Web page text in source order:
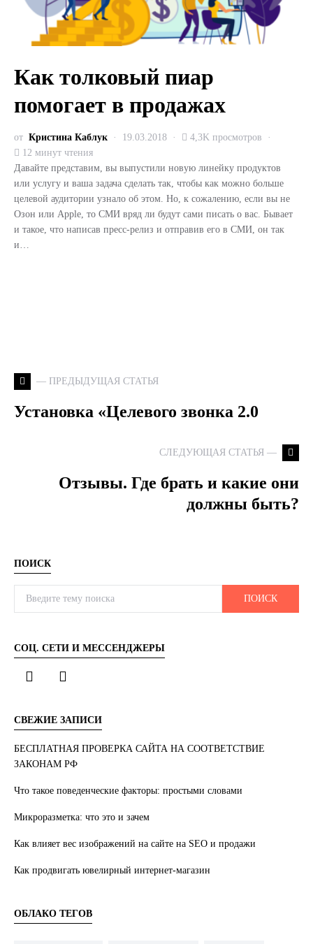
Как толковый пиар
помогает в продажах
от Кристина Каблук 19.03.2018
4,3K просмотров
12 минут чтения
Давайте представим, вы выпустили новую линейку продуктов
или услугу и ваша задача сделать так, чтобы как можно больше
целевой аудитории узнало об этом. Но, к сожалению, если вы не
Озон или Apple, то СМИ вряд ли будут сами писать о вас. Бывает
и такое, что написав пресс-релиз и отправив его в СМИ, он так
и…
— ПРЕДЫДУЩАЯ СТАТЬЯ
Установка «Целевого звонка 2.0
СЛЕДУЮЩАЯ СТАТЬЯ —
Отзывы. Где брать и какие они
должны быть?
ПОИСК
ПОИСК
СОЦ. СЕТИ И МЕССЕНДЖЕРЫ
СВЕЖИЕ ЗАПИСИ
БЕСПЛАТНАЯ ПРОВЕРКА САЙТА НА СООТВЕТСТВИЕ
ЗАКОНАМ РФ
Что такое поведенческие факторы: простыми словами
Микроразметка: что это и зачем
Как влияет вес изображений на сайте на SEO и продажи
Как продвигать ювелирный интернет-магазин
ОБЛАКО ТЕГОВ